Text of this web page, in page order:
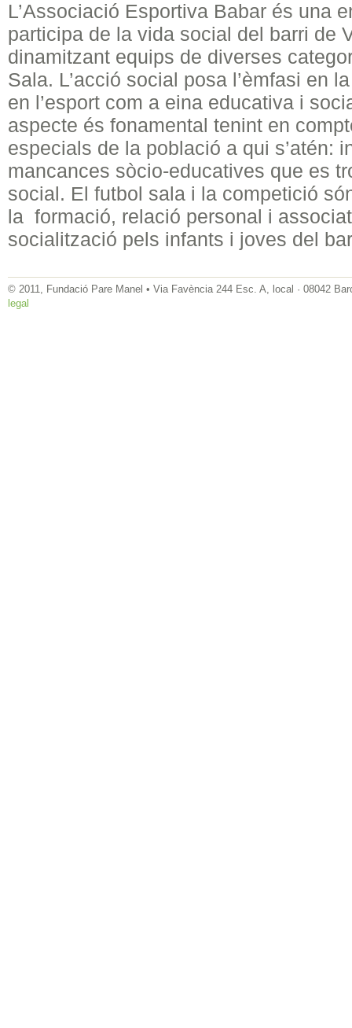
L’Associació Esportiva Babar és una
participa de la vida social del barri de
dinamitzant equips de diverses
Sala. L’acció social posa l’èmfasi en
en l’esport com a eina educativa i
aspecte és fonamental tenint en
especials de la població a qui s’atén:
mancances sòcio-educatives que es
social. El futbol sala i la competició
la formació, relació personal i
socialització pels infants i joves del
© 2011, Fundació Pare Manel • Via Favència 244 Esc. A, local · 08042
legal